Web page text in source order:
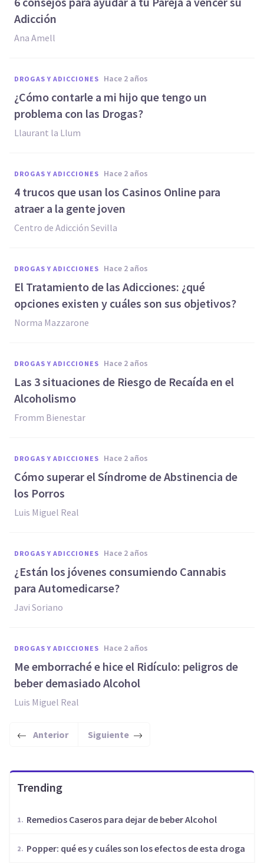
Adicción
Ana Amell
DROGAS Y ADICCIONES hace 2 años
¿Cómo contarle a mi hijo que tengo un
problema con las Drogas?
Llaurant la Llum
DROGAS Y ADICCIONES hace 2 años
4 trucos que usan los Casinos Online para
atraer a la gente joven
Centro de Adicción Sevilla
DROGAS Y ADICCIONES hace 2 años
El Tratamiento de las Adicciones: ¿qué
opciones existen y cuáles son sus objetivos?
Norma Mazzarone
DROGAS Y ADICCIONES hace 2 años
Las 3 situaciones de Riesgo de Recaída en el
Alcoholismo
Fromm Bienestar
DROGAS Y ADICCIONES hace 2 años
Cómo superar el Síndrome de Abstinencia de
los Porros
Luis Miguel Real
DROGAS Y ADICCIONES hace 2 años
¿Están los jóvenes consumiendo Cannabis
para Automedicarse?
Javi Soriano
DROGAS Y ADICCIONES hace 2 años
Me emborraché e hice el Ridículo: peligros de
beber demasiado Alcohol
Luis Miguel Real
Anterior Siguiente
Trending
Remedios Caseros para dejar de beber Alcohol
Popper: qué es y cuáles son los efectos de esta droga